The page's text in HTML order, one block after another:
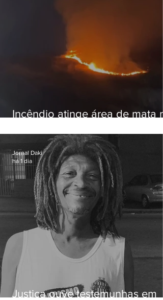
Incêndio atinge área de mata
Iguaçu
Justiça ouve testemunhas em
Jornal Daki
há 1 dia